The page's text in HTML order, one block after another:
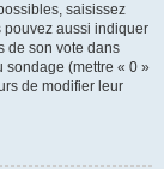
saisissez
pouvez aussi indiquer
de son vote dans
sondage (mettre « 0 »
de modifier leur